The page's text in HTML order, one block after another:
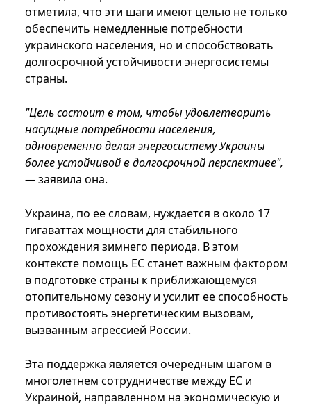
отметила, что эти шаги имеют целью не только
обеспечить немедленные потребности
украинского населения, но и способствовать
долгосрочной устойчивости энергосистемы
страны.
"Цель состоит в том, чтобы удовлетворить
насущные потребности населения,
одновременно делая энергосистему Украины
более устойчивой в долгосрочной перспективе",
—заявила она.
Украина, по ее словам, нуждается в около 17
гигаваттах мощности для стабильного
прохождения зимнего периода. В этом
контексте помощь ЕС станет важным фактором
в подготовке страны к приближающемуся
отопительному сезону и усилит ее способность
противостоять энергетическим вызовам,
вызванным агрессией России.
Эта поддержка является очередным шагом в
многолетнем сотрудничестве между ЕС и
Украиной, направленном на экономическую и